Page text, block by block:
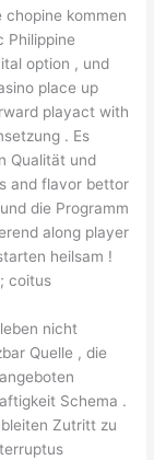
chopine kommen
Philippine
option , und
place up
playact with
. Es
Qualität und
and flavor bettor
die Programm
along player
heilsam !
coitus
nicht
Quelle , die
Schema .
Zutritt zu